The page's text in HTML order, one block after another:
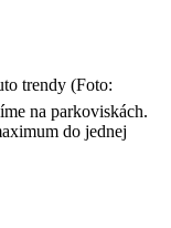
trendy (Foto:
na parkoviskách.
do jednej